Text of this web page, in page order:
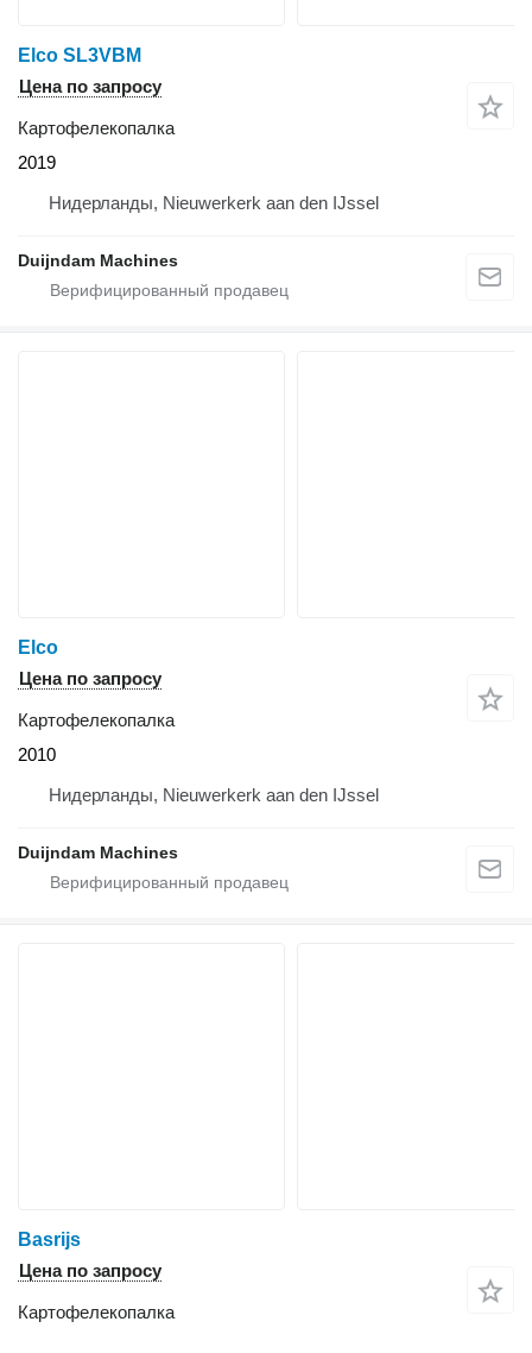
Elco SL3VBM
Цена по запросу
Картофелекопалка
2019
Нидерланды, Nieuwerkerk aan den IJssel
Duijndam Machines
Elco
Цена по запросу
Картофелекопалка
2010
Нидерланды, Nieuwerkerk aan den IJssel
Duijndam Machines
Basrijs
Цена по запросу
Картофелекопалка